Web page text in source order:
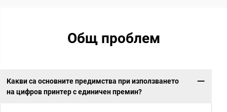
Общ проблем
Какви са основните предимства при използването
на цифров принтер с единичен премин?